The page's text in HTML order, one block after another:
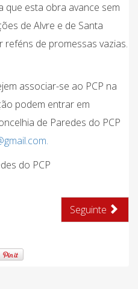
que esta obra avance sem
de Alvre e de Santa
de promessas vazias.
associar-se ao PCP na
podem entrar em
de Paredes do PCP
.
do PCP
Seguinte